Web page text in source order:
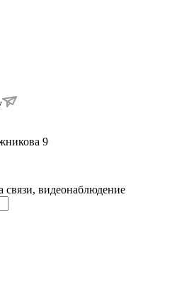
9
связи, видеонаблюдение